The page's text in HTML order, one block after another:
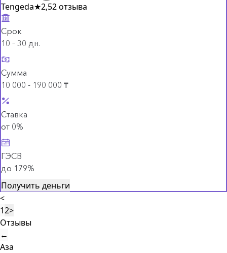
Tengeda★2,52 отзыва
Срок
10 – 30 дн.
Сумма
10 000 - 190 000 ₸
Ставка
от 0%
ГЭСВ
до 179%
Получить деньги
<
12>
Отзывы
←
Аза